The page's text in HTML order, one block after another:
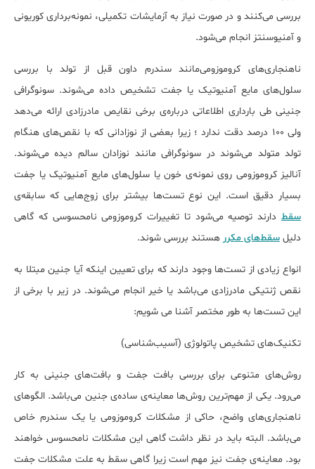
بررسی می‌کنند و در صورت نیاز به آزمایشات تکمیلی، نمونه‌برداری کوریونی
و آمنیوسنتز انجام می‌شود.
ناهنجاری‌های کروموزومی‌مانند سندرم داون قبل از تولد با بررسی
سلول‌های مایع آمنیوتیک یا جفت تشخیص داده می‌شوند. سونوگرافی
جنینی طی بارداری اطلاعاتی درباره‌ی برخی نقایص مادرزادی ارائه می‌دهد
ولی 100 درصد دقت ندارد ؛ زیرا بعضی از نوزادانی که با نقص‌های هنگام
تولد متولد می‌شوند در سونوگرافی مانند نوزادان سالم دیده می‌شوند.
آنالیز کروموزومی روی نمونه‌ی خون یا سلول‌های مایع آمنیوتیک یا جفت
بسیار دقیق است. این نوع تست‌ها بیشتر برای زوج‌هایی که سابقه‌ی
سقط دارند توصیه می‌شود تا تغییرات کروموزومی نامحسوسی که گاهی
دلیل سقط‌های مکرر هستند بررسی شوند.
انواع زیادی از تست‌ها وجود دارند که برای تعیین اینکه آیا جنین مبتلا به
نقص ژنتیکی مادرزادی می‌باشد یا خیر انجام می‌شوند. در زیر با برخی از
این تست‌ها به طور مختصر آشنا می شویم:
تکنیک‌های تشخیص پاتولوژی (آسیب‌شناسی)
روش‌های متنوعی برای بررسی بافت جفت و بافت‌های جنینی به کار
می‌رود. یکی از مهم‌ترین روش‌ها معاینه‌ی ساده‌ی جنین می‌باشد. الگوهای
ناهنجاری‌های واضح، حاکی از مشکلات کروموزومی یا یک سندرم خاص
می‌باشد. البته باید در نظر داشت گاهی این مشکلات نامحسوس خواهند
بود. معاینه‌ی جفت نیز مهم است زیرا گاهی سقط به علت مشکلات جفت